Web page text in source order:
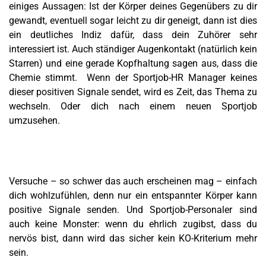
einiges Aussagen: Ist der Körper deines Gegenübers zu dir
gewandt, eventuell sogar leicht zu dir geneigt, dann ist dies
ein deutliches Indiz dafür, dass dein Zuhörer sehr
interessiert ist. Auch ständiger Augenkontakt (natürlich kein
Starren) und eine gerade Kopfhaltung sagen aus, dass die
Chemie stimmt. Wenn der Sportjob-HR Manager keines
dieser positiven Signale sendet, wird es Zeit, das Thema zu
wechseln. Oder dich nach einem neuen Sportjob
umzusehen.
Versuche – so schwer das auch erscheinen mag – einfach
dich wohlzufühlen, denn nur ein entspannter Körper kann
positive Signale senden. Und Sportjob-Personaler sind
auch keine Monster: wenn du ehrlich zugibst, dass du
nervös bist, dann wird das sicher kein KO-Kriterium mehr
sein.